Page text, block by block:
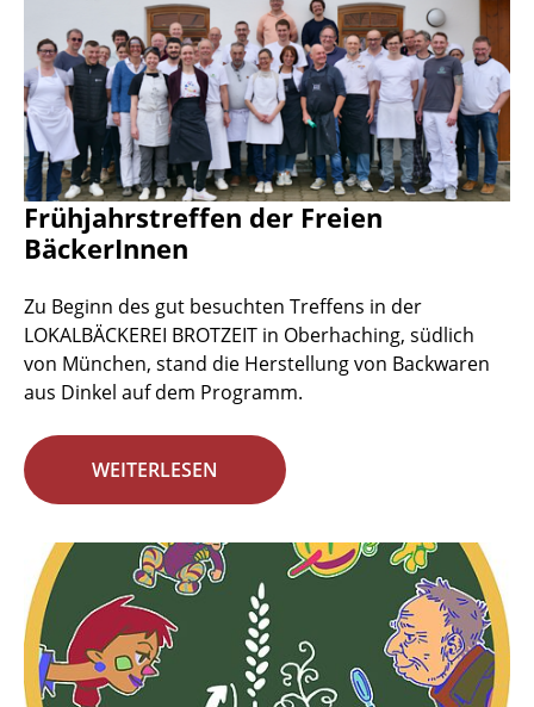
Frühjahrstreffen der Freien
BäckerInnen
Zu Beginn des gut besuchten Treffens in der
LOKALBÄCKEREI BROTZEIT in Oberhaching, südlich
von München, stand die Herstellung von Backwaren
aus Dinkel auf dem Programm.
WEITERLESEN